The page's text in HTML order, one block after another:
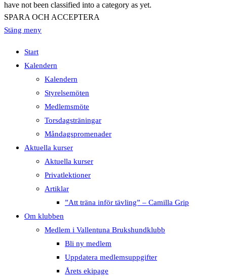
have not been classified into a category as yet.
SPARA OCH ACCEPTERA
Stäng meny
Start
Kalendern
Kalendern
Styrelsemöten
Medlemsmöte
Torsdagsträningar
Måndagspromenader
Aktuella kurser
Aktuella kurser
Privatlektioner
Artiklar
”Att träna inför tävling” – Camilla Grip
Om klubben
Medlem i Vallentuna Brukshundklubb
Bli ny medlem
Uppdatera medlemsuppgifter
Årets ekipage